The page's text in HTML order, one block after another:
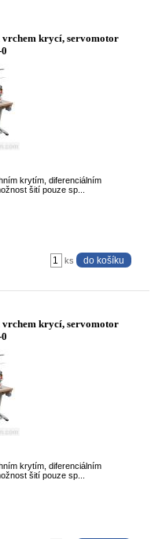
vrchem krycí, servomotor
krytím, diferenciálním
šití pouze sp...
ks
vrchem krycí, servomotor
krytím, diferenciálním
šití pouze sp...